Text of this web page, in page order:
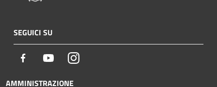
SEGUICI SU
Facebook YoutubeInstagram
AMMINISTRAZIONE